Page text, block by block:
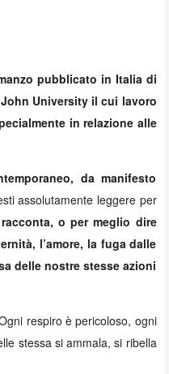
pubblicato in Italia di
University il cui lavoro
in relazione alle
da manifesto
assolutamente leggere per
racconta, o per meglio dire
l’amore, la fuga dalle
delle nostre stesse azioni
respiro è pericoloso, ogni
stessa si ammala, si ribella